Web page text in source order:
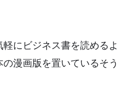
軽にビジネス書を読めるよ
漫画版を置いているそう